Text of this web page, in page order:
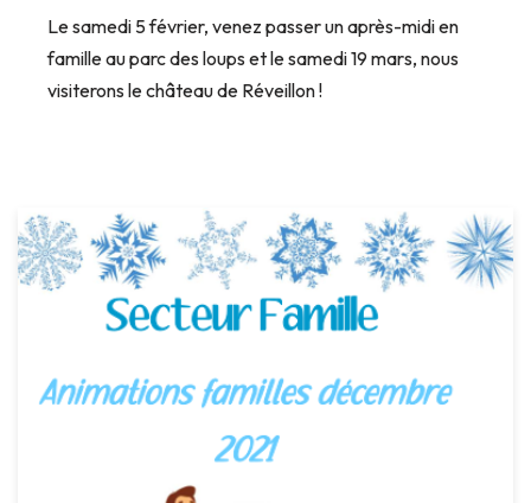
Le samedi 5 février, venez passer un après-midi en
famille au parc des loups et le samedi 19 mars, nous
visiterons le château de Réveillon !